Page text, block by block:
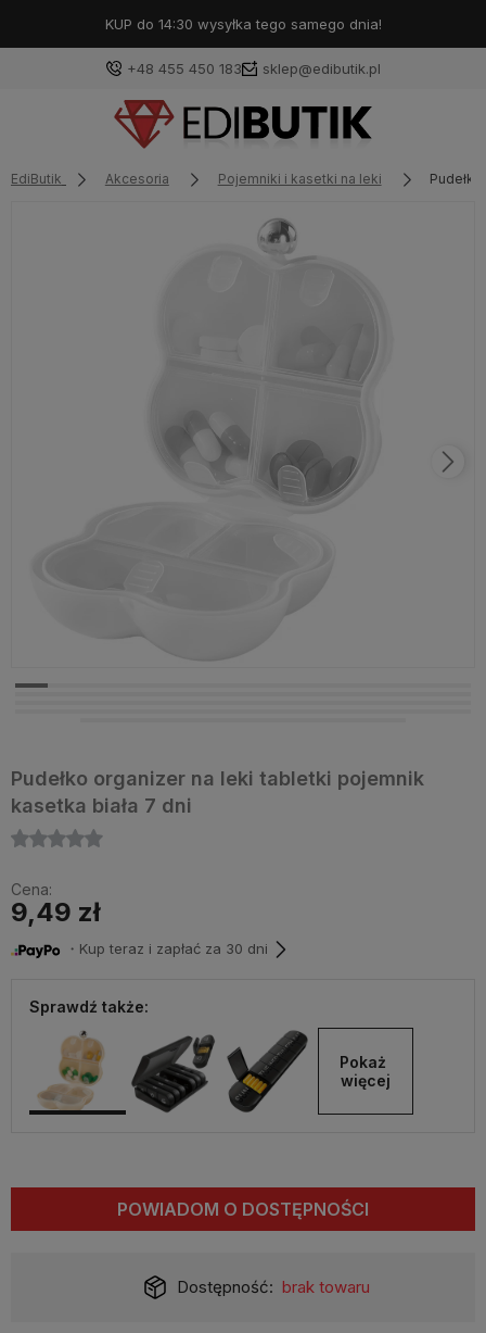
KUP do 14:30 wysyłka tego samego dnia!
+48 455 450 183 sklep@edibutik.pl
EdiButik Akcesoria Pojemniki i kasetki na leki
Pudełko organizer na leki tabletki pojemnik
kasetka biała 7 dni
Cena:
9,49 zł
・Kup teraz i zapłać za 30 dni
Sprawdź także:
Pokaż
więcej
POWIADOM O DOSTĘPNOŚCI
Dostępność: brak towaru